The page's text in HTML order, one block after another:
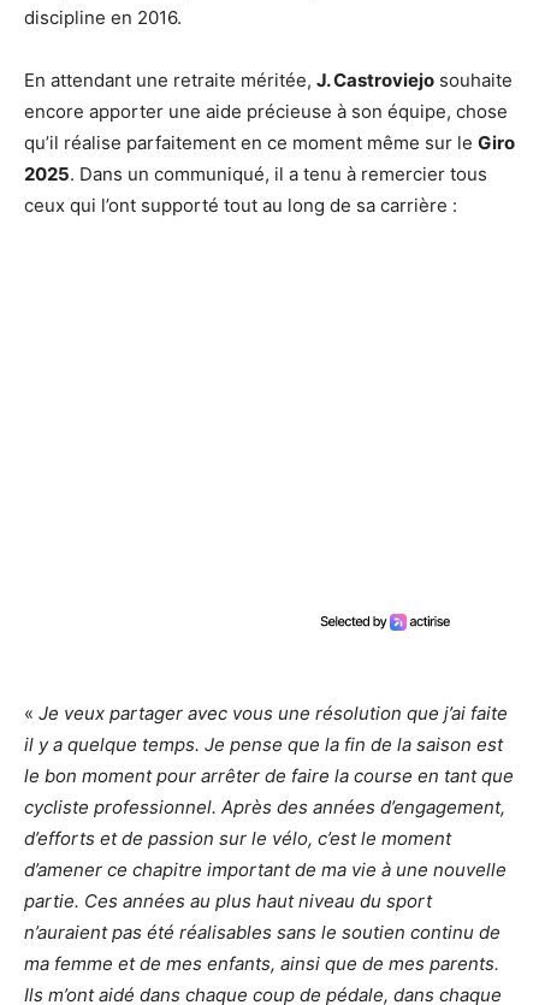
discipline en 2016.
En attendant une retraite méritée, J. Castroviejo souhaite
encore apporter une aide précieuse à son équipe, chose
qu’il réalise parfaitement en ce moment même sur le Giro
2025. Dans un communiqué, il a tenu à remercier tous
ceux qui l’ont supporté tout au long de sa carrière :
« Je veux partager avec vous une résolution que j’ai faite
il y a quelque temps. Je pense que la fin de la saison est
le bon moment pour arrêter de faire la course en tant que
cycliste professionnel. Après des années d’engagement,
d’efforts et de passion sur le vélo, c’est le moment
d’amener ce chapitre important de ma vie à une nouvelle
partie. Ces années au plus haut niveau du sport
n’auraient pas été réalisables sans le soutien continu de
ma femme et de mes enfants, ainsi que de mes parents.
Ils m’ont aidé dans chaque coup de pédale, dans chaque